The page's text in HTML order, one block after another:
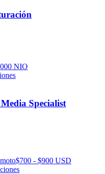
NIO
Specialist
$700 - $900 USD